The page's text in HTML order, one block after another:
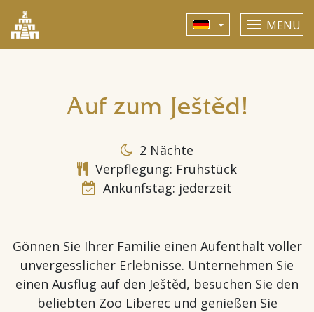
MENU
Auf zum Ještěd!
2 Nächte
Verpflegung: Frühstück
Ankunfstag: jederzeit
Gönnen Sie Ihrer Familie einen Aufenthalt voller
unvergesslicher Erlebnisse. Unternehmen Sie
einen Ausflug auf den Ještěd, besuchen Sie den
beliebten Zoo Liberec und genießen Sie